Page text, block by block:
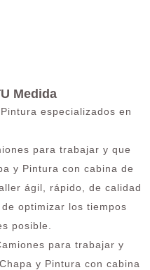
Medida
especializados en
para trabajar y que
y Pintura con cabina de
ágil, rápido, de calidad
optimizar los tiempos
posible.
para trabajar y
y Pintura con cabina